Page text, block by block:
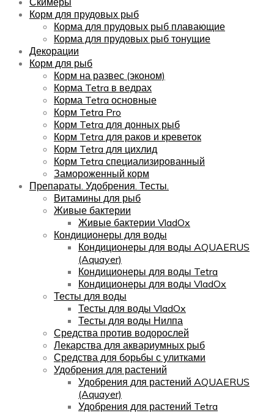
Корм для прудовых рыб
Корма для прудовых рыб плавающие
Корма для прудовых рыб тонущие
Декорации
Корм для рыб
Корм на развес (эконом)
Корма Tetra в ведрах
Корма Tetra основные
Корм Tetra Pro
Корм Tetra для донных рыб
Корм Tetra для раков и креветок
Корм Tetra для цихлид
Корм Tetra специализированный
Замороженный корм
Препараты. Удобрения. Тесты.
Витамины для рыб
Живые бактерии
Живые бактерии VladOx
Кондиционеры для воды
Кондиционеры для воды AQUAERUS
(Aquayer)
Кондиционеры для воды Tetra
Кондиционеры для воды VladOx
Тесты для воды
Тесты для воды VladOx
Тесты для воды Нилпа
Средства против водорослей
Лекарства для аквариумных рыб
Средства для борьбы с улитками
Удобрения для растений
Удобрения для растений AQUAERUS
(Aquayer)
Удобрения для растений Tetra